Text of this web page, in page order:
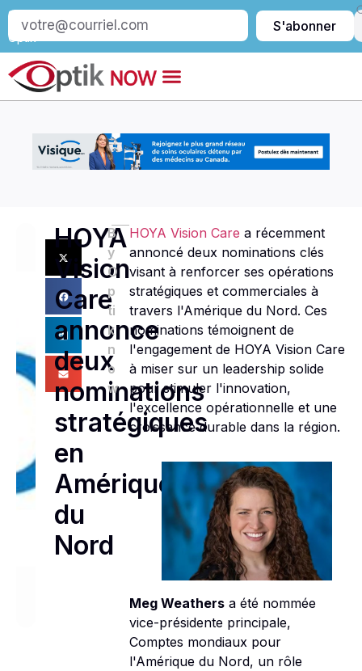
S’abonner
Optik
S'abonner
HOYA
Vision
Care
annonce
deux
nominations
stratégiques
en
Amérique
du
Nord
B
y
O
p
ti
k
n
o
w
HOYA Vision Care a récemment
annoncé deux nominations clés
visant à renforcer ses opérations
stratégiques et commerciales à
travers l'Amérique du Nord. Ces
nominations témoignent de
l'engagement de HOYA Vision Care
à miser sur un leadership solide
pour stimuler l'innovation,
l'excellence opérationnelle et une
croissance durable dans la région.
Meg Weathers a été nommée
vice-présidente principale,
Comptes mondiaux pour
l'Amérique du Nord, un rôle